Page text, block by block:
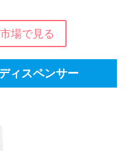
場で見る
ィスペンサー